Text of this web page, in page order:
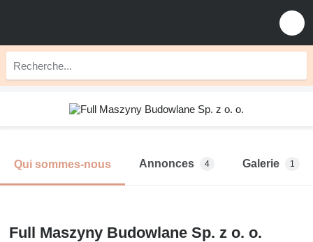
Qui sommes-nous Annonces 4 Galerie 1
Full Maszyny Budowlane Sp. z o. o.